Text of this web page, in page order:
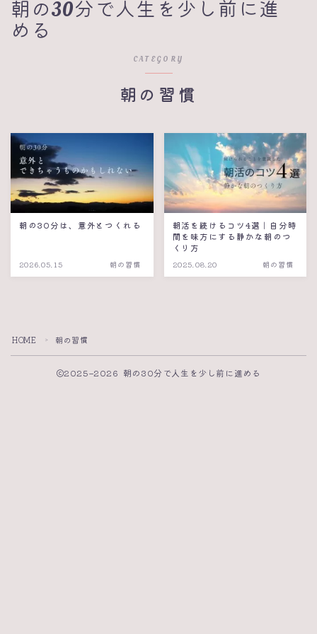
朝の30分で人生を少し前に進
める
CATEGORY
朝の習慣
朝の30分は、意外とつくれる
2026.05.15 朝の習慣
朝活を続けるコツ4選｜自分時
間を味方にする静かな朝のつ
くり方
2025.08.20 朝の習慣
HOME ＞ 朝の習慣
2025–2026 朝の30分で人生を少し前に進める